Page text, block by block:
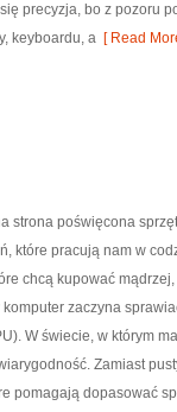
precyzja, bo z pozoru
keyboardu, a [ Read
strona poświęcona
które pracują nam w
chcą kupować
zaczyna
W świecie, w którym
Zamiast
pomagają dopasować